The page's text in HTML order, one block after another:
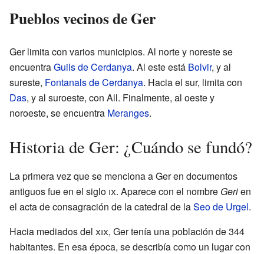
Pueblos vecinos de Ger
Ger limita con varios municipios. Al norte y noreste se
encuentraGuils de Cerdanya. Al este está Bolvir, y al
sureste, Fontanals de Cerdanya. Hacia el sur, limita con
Das, y al suroeste, con All. Finalmente, al oeste y
noroeste, se encuentra Meranges.
Historia de Ger: ¿Cuándo se fundó?
La primera vez que se menciona a Ger en documentos
antiguos fue en el siglo ix. Aparece con el nombre Gerien
el acta de consagración de la catedral de laSeo de Urgel.
Hacia mediados del xix, Ger tenía una población de 344
habitantes. En esa época, se describía como un lugar con